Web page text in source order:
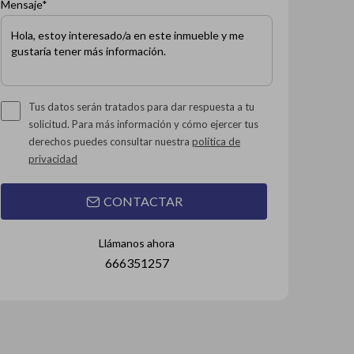
Mensaje*
Tus datos serán tratados para dar respuesta a tu
solicitud. Para más información y cómo ejercer tus
derechos puedes consultar nuestra política de
privacidad
CONTACTAR
Llámanos ahora
666351257